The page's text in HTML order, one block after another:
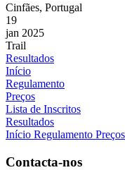
Cinfães, Portugal
19
jan 2025
Trail
Resultados
Início
Regulamento
Preços
Lista de Inscritos
Resultados
Início Regulamento Preços
Contacta-nos